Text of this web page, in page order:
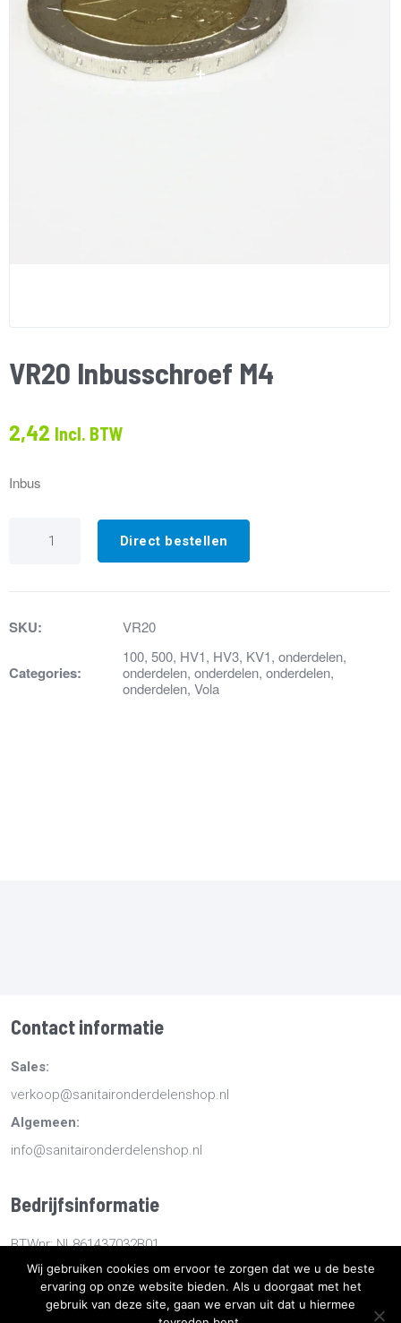
VR20 Inbusschroef M4
2,42 Incl. BTW
Inbus
Inbusschroef
Direct bestellen
SKU: VR20
Categories:
100, 500, HV1, HV3, KV1, onderdelen,
onderdelen, onderdelen, onderdelen,
onderdelen, Vola
Contact informatie
Sales:
verkoop@sanitaironderdelenshop.nl
Algemeen:
info@sanitaironderdelenshop.nl
Bedrijfsinformatie
BTWnr: NL861437032B01
KvKnr: 78527112
Wij gebruiken cookies om ervoor te zorgen dat we u de beste
ervaring op onze website bieden. Als u doorgaat met het
gebruik van deze site, gaan we ervan uit dat u hiermee